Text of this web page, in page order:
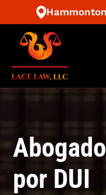
por DUI